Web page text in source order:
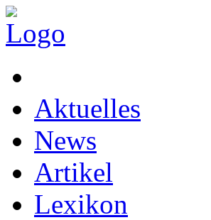
Aktuelles
News
Artikel
Lexikon